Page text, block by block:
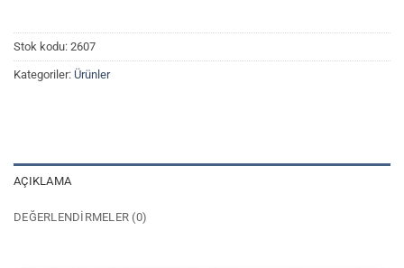
Stok kodu: 2607
Kategoriler: Ürünler
AÇIKLAMA
DEĞERLENDIRMELER (0)